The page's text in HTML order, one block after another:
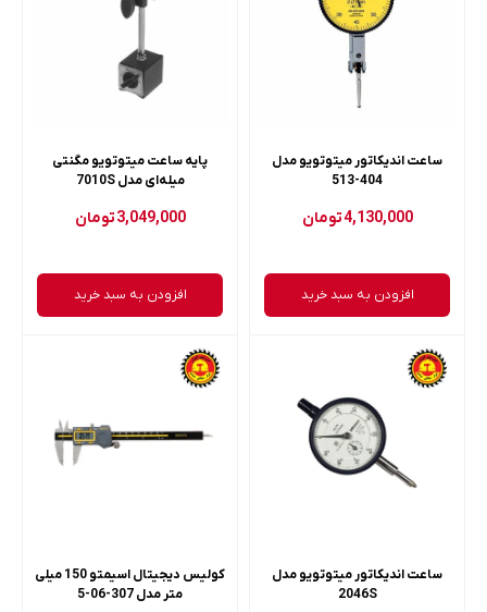
ساعت اندیکاتور میتوتویو مدل
404-513
4,130,000تومان
افزودن به سبد خرید
پایه ساعت میتوتویو مگنتی
میله‌ای مدل 7010S
3,049,000تومان
افزودن به سبد خرید
ساعت اندیکاتور میتوتویو مدل
2046S
کولیس دیجیتال اسیمتو 150 میلی
متر مدل 307-06-5